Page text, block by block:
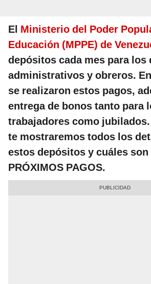
El Ministerio del Poder
Educación (MPPE) de
depósitos cada mes para los
administrativos y obreros.
se realizaron estos pagos,
entrega de bonos tanto para
trabajadores como
te mostraremos todos los
estos depósitos y cuáles
PRÓXIMOS PAGOS.